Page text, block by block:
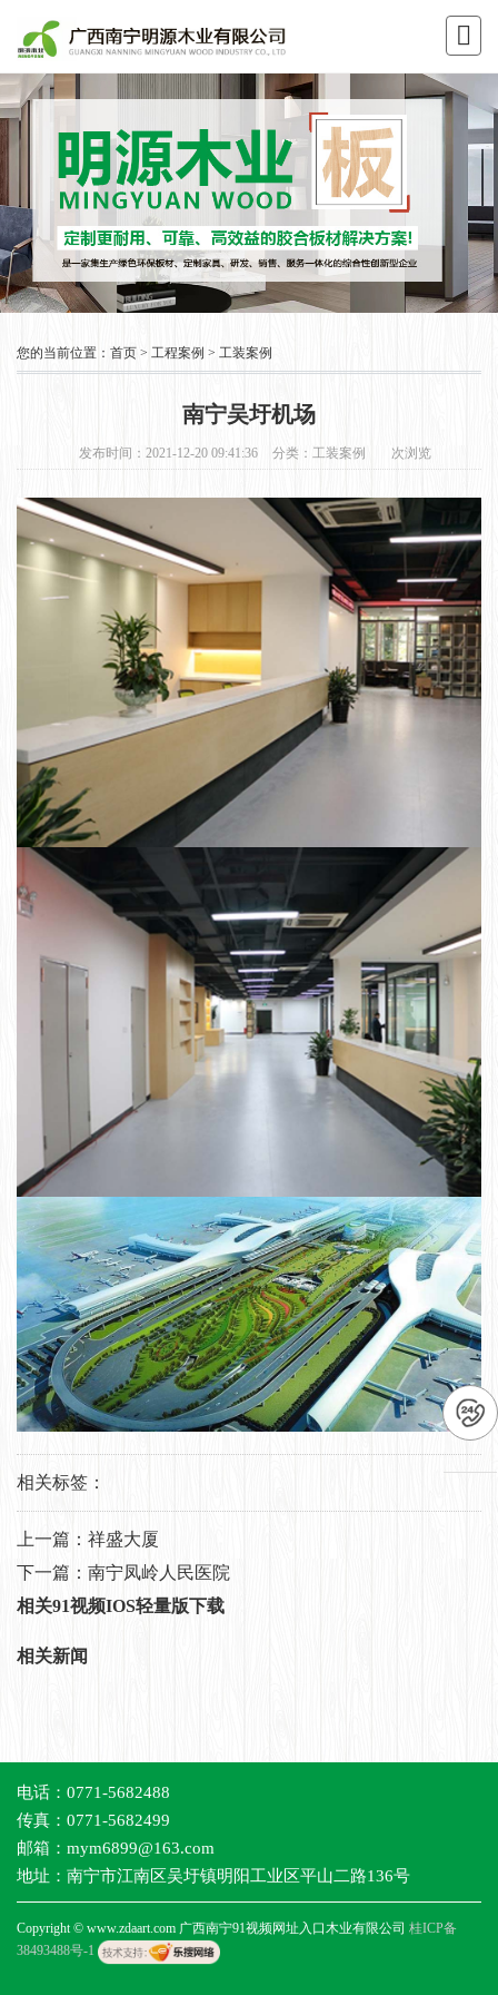
您的当前位置： 首页 > 工程案例 > 工装案例
南宁吴圩机场
发布时间：2021-12-20 09:41:36 分类： 工装案例 次浏览
相关标签：
上一篇： 祥盛大厦
下一篇： 南宁凤岭人民医院
相关91视频IOS轻量版下载
相关新闻
电话：0771-5682488
传真：0771-5682499
邮箱：mym6899@163.com
地址：南宁市江南区吴圩镇明阳工业区平山二路136号
Copyright © www.zdaart.com 广西南宁91视频网址入口木业有限公司 桂ICP备
38493488号-1